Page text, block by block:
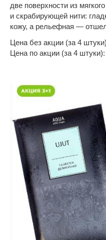
две поверхности из
и скрабирующей нити:
кожу, а рельефная —
Цена без акции (за 4
Цена по акции (за 4